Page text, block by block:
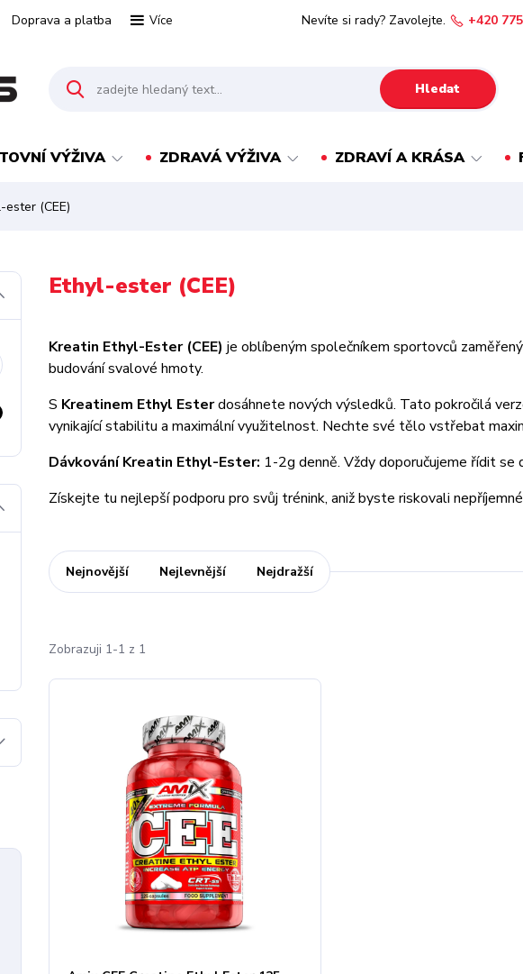
Doprava a platba Více
Hledat
Nevíte si rady? Zavolejte. +420
VÝŽIVA ZDRAVÁ VÝŽIVA ZDRAVÍ A KRÁSA
ester (CEE)
Ethyl-ester (CEE)
Kreatin Ethyl-Ester (CEE) je oblíbeným společníkem sportovců
budování svalové hmoty.
S Kreatinem Ethyl Esterdosáhnete nových výsledků. Tato pokročilá
vynikající stabilitu a maximální využitelnost. Nechte své tělo vstřebat
Dávkování Kreatin Ethyl-Ester: 1-2g denně. Vždy doporučujeme řídit se
Získejte tu nejlepší podporu pro svůj trénink, aniž byste riskovali
Nejnovější Nejlevnější Nejdražší
Zobrazuji 1-1 z 1